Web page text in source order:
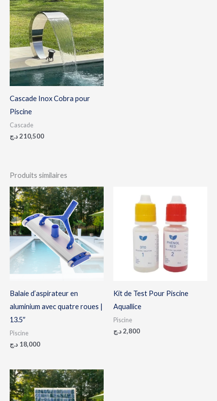
Cascade Inox Cobra pour
Piscine
Cascade
210,500د.ج
Produits similaires
Balaie d’aspirateur en
aluminium avec quatre roues |
13.5″
Piscine
18,000 د.ج
Kit de Test Pour Piscine
Aquallice
Piscine
2,800د.ج